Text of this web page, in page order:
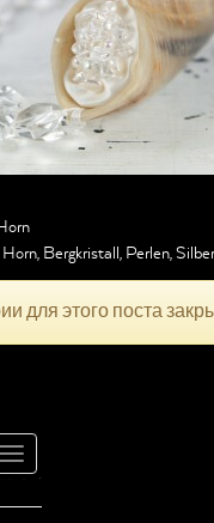
Bergkristall, Perlen,
для этого поста
Navigation